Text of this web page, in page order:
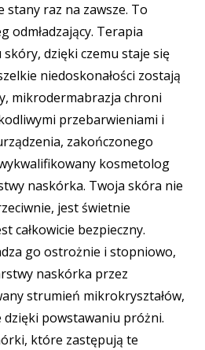
raz na zawsze. To
odmładzający. Terapia
skóry, dzięki czemu staje się
niedoskonałości zostają
mikrodermabrazja chroni
przebarwieniami i
zakończonego
kosmetolog
naskórka. Twoja skóra nie
jest świetnie
całkowicie bezpieczny.
go ostrożnie i stopniowo,
naskórka przez
strumień mikrokryształów,
powstawaniu próżni.
które zastępują te